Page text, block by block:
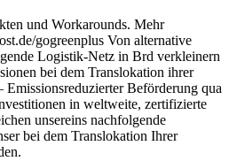
und Workarounds. Mehr
gogreenplus Von alternative
Logistik-Netz in Brd verkleinern
bei dem Translokation ihrer
Emissionsreduzierter Beförderung qua
in weltweite, zertifizierte
unsereins nachfolgende
bei dem Translokation Ihrer